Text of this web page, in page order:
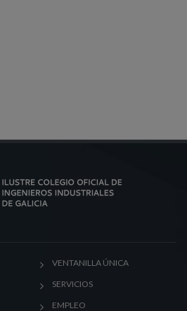
VENTANILLA ÚNICA
SERVICIOS
EMPLEO